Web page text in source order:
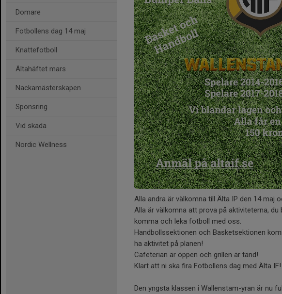
Domare
Fotbollens dag 14 maj
Knattefotboll
Ältahäftet mars
Nackamästerskapen
Sponsring
Vid skada
Nordic Wellness
Alla andra är välkomna till Älta IP den 14 maj
Alla är välkomna att prova på aktiviteterna,
komma och leka fotboll med oss.
Handbollssektionen och Basketsektionen
ha aktivitet på planen!
Cafeterian är öppen och grillen är tänd!
Klart att ni ska fira Fotbollens dag med Älta IF!
Den yngsta klassen i Wallenstam-yran är nu